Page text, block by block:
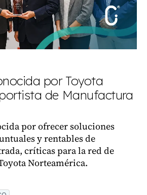
por Toyota
de Manufactura
por ofrecer soluciones
y rentables de
críticas para la red de
Norteamérica.